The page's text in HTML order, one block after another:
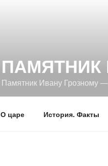
ПАМЯТНИК
Памятник Ивану Грозному
О царе История. Факты